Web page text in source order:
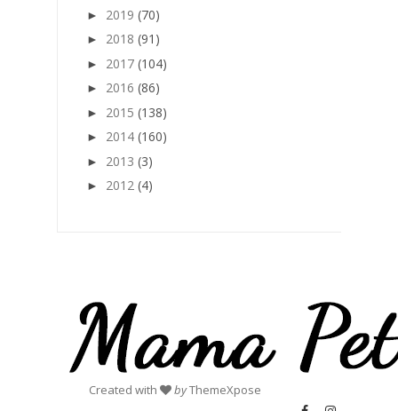
► 2019 (70)
► 2018 (91)
► 2017 (104)
► 2016 (86)
► 2015 (138)
► 2014 (160)
► 2013 (3)
► 2012 (4)
Created with byThemeXpose